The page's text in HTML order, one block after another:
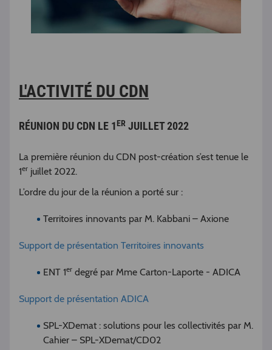
L'ACTIVITÉ DU CDN
RÉUNION DU CDN LE 1ER JUILLET 2022
La première réunion du CDN post-création s’est tenue le
1er juillet 2022.
L’ordre du jour de la réunion a porté sur :
Territoires innovants par M. Kabbani – Axione
Support de présentation Territoires innovants
ENT 1er degré par Mme Carton-Laporte - ADICA
Support de présentation ADICA
SPL-XDemat : solutions pour les collectivités par M.
Cahier – SPL-XDemat/CD02